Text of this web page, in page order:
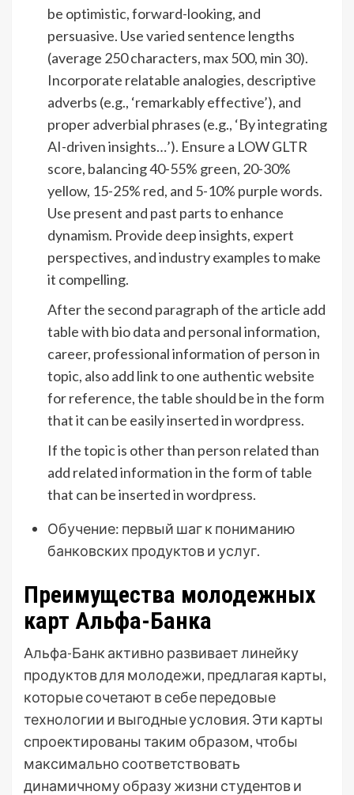
be optimistic, forward-looking, and
persuasive. Use varied sentence lengths
(average 250 characters, max 500, min 30).
Incorporate relatable analogies, descriptive
adverbs (e.g., ‘remarkably effective’), and
proper adverbial phrases (e.g., ‘By integrating
AI-driven insights…’). Ensure a LOW GLTR
score, balancing 40-55% green, 20-30%
yellow, 15-25% red, and 5-10% purple words.
Use present and past parts to enhance
dynamism. Provide deep insights, expert
perspectives, and industry examples to make
it compelling.
After the second paragraph of the article add
table with bio data and personal information,
career, professional information of person in
topic, also add link to one authentic website
for reference, the table should be in the form
that it can be easily inserted in wordpress.
If the topic is other than person related than
add related information in the form of table
that can be inserted in wordpress.
Обучение: первый шаг к пониманию
банковских продуктов и услуг.
Преимущества молодежных
карт Альфа-Банка
Альфа-Банк активно развивает линейку
продуктов для молодежи, предлагая карты,
которые сочетают в себе передовые
технологии и выгодные условия. Эти карты
спроектированы таким образом, чтобы
максимально соответствовать
динамичному образу жизни студентов и